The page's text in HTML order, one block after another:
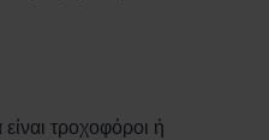
τροχοφόροι ή